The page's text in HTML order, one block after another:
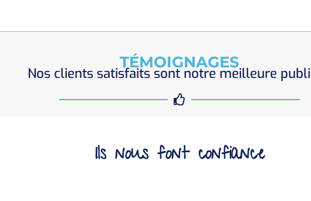
TÉMOIGNAGES
Nos clients satisfaits sont notre meilleure
Ils nous font confiance